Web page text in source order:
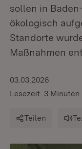
sollen in
ökologisch
Standorte
Maßnahmen
03.03.2026
Lesezeit: 3 Minuten
Teilen